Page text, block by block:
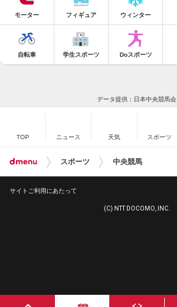
モーター フィギュア ウィンター
自転車 学生スポーツ Doスポーツ
データ提供：日本中央競馬会
TOP ニュース 天気 スポーツ
スポーツ 中央競馬
サイトご利用にあたって
(C) NTT DOCOMO, INC.